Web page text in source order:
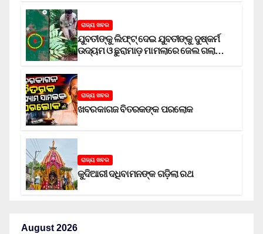
ରାଜ୍ୟ ଖବର
ଯୁବତୀଙ୍କୁ ଲିଫ୍‌ଟ୍‌ ଦେଇ ଯୁବତୀଙ୍କୁ ଦୁଷ୍କର୍ମ
ଉଦ୍ୟମ ଓ ଛୁରାମାଡ଼ ମାମଲାରେ ଜେଲ ଗଲା
ରାଜ୍ୟ ଖବର
ଖବରକାଗଜ ବିତରକଙ୍କ ପରଲୋକ
ରାଜ୍ୟ ଖବର
କୁଦିଆରୀ ଦଧିବାମନଙ୍କ ଗଡ଼ିଲା ରଥ
August 2026